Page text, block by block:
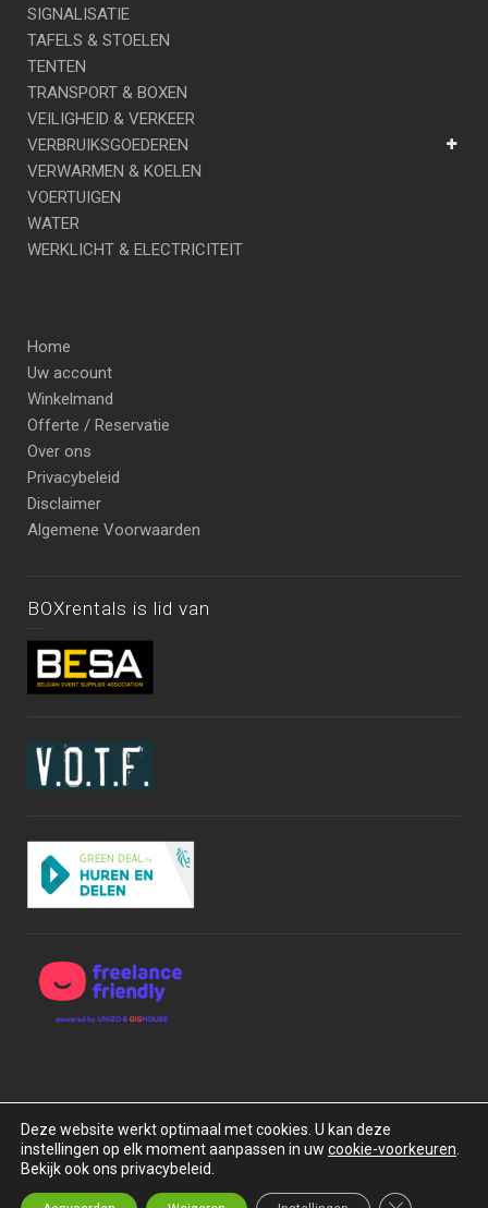
SIGNALISATIE
TAFELS & STOELEN
TENTEN
TRANSPORT & BOXEN
VEILIGHEID & VERKEER
VERBRUIKSGOEDEREN
VERWARMEN & KOELEN
VOERTUIGEN
WATER
WERKLICHT & ELECTRICITEIT
Home
Uw account
Winkelmand
Offerte / Reservatie
Over ons
Privacybeleid
Disclaimer
Algemene Voorwaarden
BOXrentals is lid van
Copyright © 2015-2026 BOXrentals bv. Alle rechten
voorbehouden.
Deze website werkt optimaal met cookies. U kan deze
instellingen op elk moment aanpassen in uw cookie-voorkeuren
Bekijk ook ons privacybeleid.